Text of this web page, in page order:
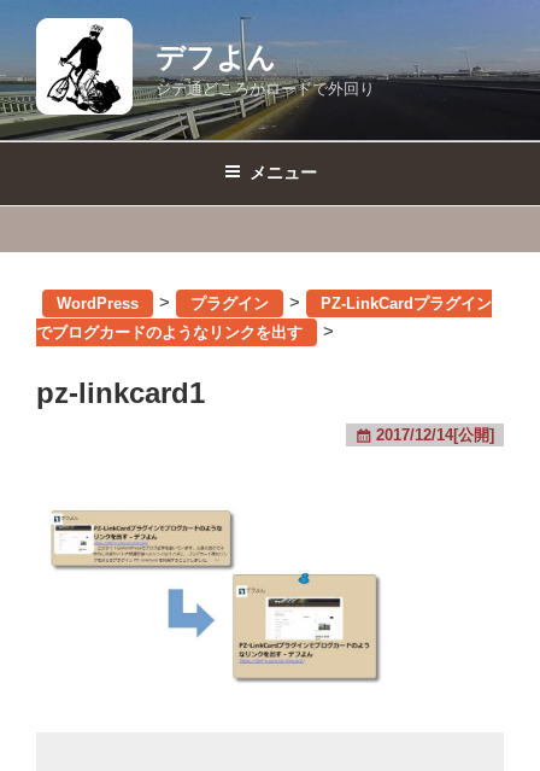
テ
ン
ツ
デフよん
ジテ通どころかロードで外回り
メニュー
WordPress > プラグイン >
PZ-LinkCardプラグイン
でブログカードのようなリンクを出す
>
pz-linkcard1
2017/12/14[公開]